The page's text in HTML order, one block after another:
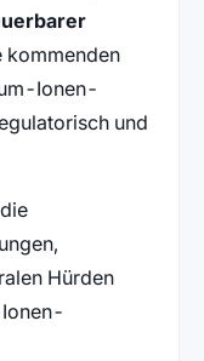
kommenden
Ionen-
und
Hürden